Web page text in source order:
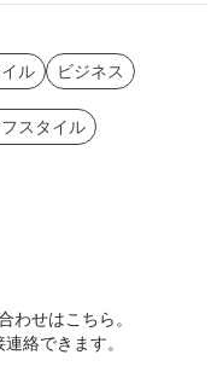
ル ビジネス
スタイル
わせはこちら。
絡できます。